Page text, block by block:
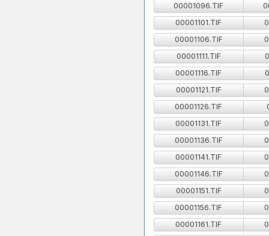
00001096.TIF
00001101.TIF
00001106.TIF
00001111.TIF
00001116.TIF
00001121.TIF
00001126.TIF
00001131.TIF
00001136.TIF
00001141.TIF
00001146.TIF
00001151.TIF
00001156.TIF
00001161.TIF